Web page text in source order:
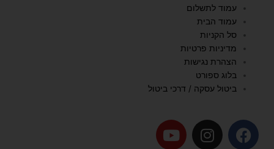
עמוד לתשלום
עמוד הבית
סל הקניות
מדיניות פרטיות
הצהרת נגישות
בלוג ספורט
ביטול עסקה / דרכי ביטול
F
a
I
n
Y
o